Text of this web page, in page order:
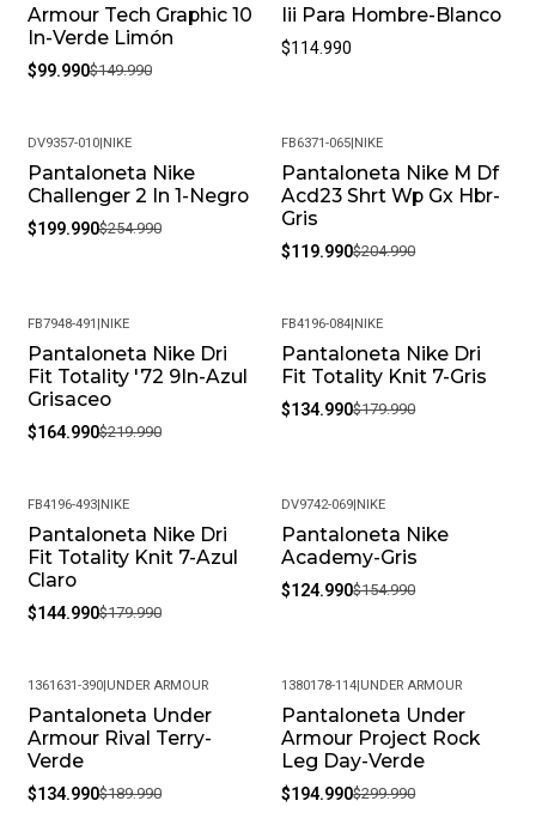
Armour Tech Graphic 10
In-Verde Limón
$99.990$149.990
Iii Para Hombre-Blanco
$114.990
-22%
DV9357-010|NIKE
Pantaloneta Nike
Challenger 2 In 1-Negro
$199.990$254.990
-41%
FB6371-065|NIKE
Pantaloneta Nike M Df
Acd23 Shrt Wp Gx Hbr-
Gris
$119.990$204.990
-25%
FB7948-491 |NIKE
Pantaloneta Nike Dri
Fit Totality '72 9In-Azul
Grisaceo
$164.990$219.990
-25%
FB4196-084|NIKE
Pantaloneta Nike Dri
Fit Totality Knit 7-Gris
$134.990$179.990
-19%
FB4196-493|NIKE
Pantaloneta Nike Dri
Fit Totality Knit 7-Azul
Claro
$144.990$179.990
-19%
DV9742-069|NIKE
Pantaloneta Nike
Academy-Gris
$124.990$154.990
-29%
1361631-390|UNDER ARMOUR
Pantaloneta Under
Armour Rival Terry-
Verde
$134.990$189.990
-35%
1380178-114|UNDER ARMOUR
Pantaloneta Under
Armour Project Rock
Leg Day-Verde
$194.990$299.990